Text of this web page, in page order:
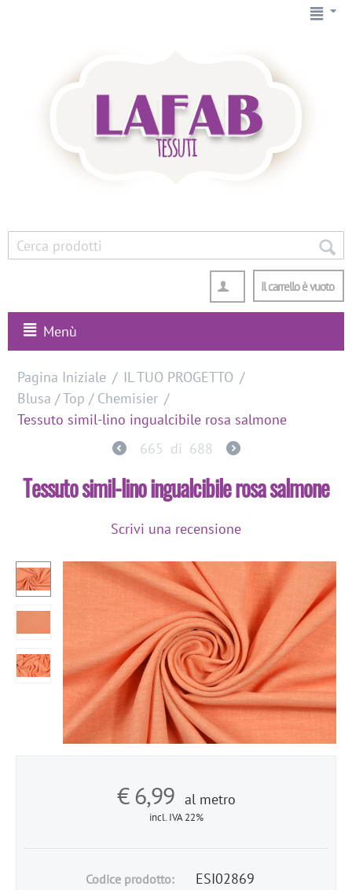
Il carrello è vuoto
Menù
Pagina Iniziale / IL TUO PROGETTO /
Blusa / Top / Chemisier /
Tessuto simil-lino ingualcibile rosa salmone
665 di 688
Tessuto simil-lino ingualcibile rosa salmone
Scrivi una recensione
€6,99 al metro
incl. IVA 22%
Codice prodotto: ESI02869